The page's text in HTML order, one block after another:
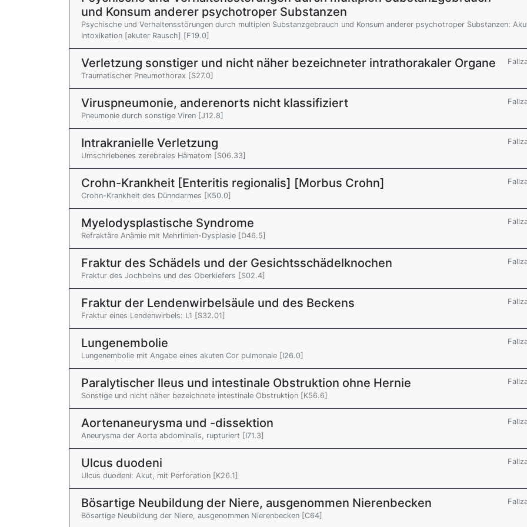
und Konsum anderer psychotroper Substanzen
Psychische und Verhaltensstörungen durch multiplen Substanzgebrauch und Konsum anderer psychotroper Substanzen:
Intoxikation [akuter Rausch] [F19.0]
Verletzung sonstiger und nicht näher bezeichneter intrathorakaler Organe
Traumatischer Pneumothorax [S27.0]
Viruspneumonie, anderenorts nicht klassifiziert
Pneumonie durch sonstige Viren [J12.8]
Intrakranielle Verletzung
Umschriebenes zerebrales Hämatom [S06.33]
Crohn-Krankheit [Enteritis regionalis] [Morbus Crohn]
Crohn-Krankheit des Dünndarmes [K50.0]
Myelodysplastische Syndrome
Refraktäre Anämie mit Mehrlinien-Dysplasie [D46.5]
Fraktur des Schädels und der Gesichtsschädelknochen
Fraktur des Jochbeins und des Oberkiefers [S02.4]
Fraktur der Lendenwirbelsäule und des Beckens
Fraktur eines Lendenwirbels: L1 [S32.01]
Lungenembolie
Lungenembolie mit Angabe eines akuten Cor pulmonale [I26.0]
Paralytischer Ileus und intestinale Obstruktion ohne Hernie
Sonstige und nicht näher bezeichnete intestinale Obstruktion [K56.6]
Aortenaneurysma und -dissektion
Aneurysma der Aorta abdominalis, rupturiert [I71.3]
Ulcus duodeni
Ulcus duodeni: Akut, mit Perforation [K26.1]
Bösartige Neubildung der Niere, ausgenommen Nierenbecken
Bösartige Neubildung der Niere, ausgenommen Nierenbecken [C64]